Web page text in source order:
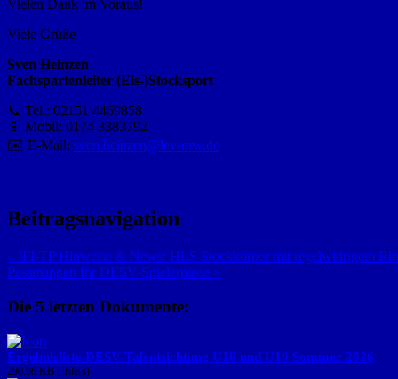
Vielen Dank im Voraus!
Viele Grüße
Sven Heinzen
Fachspartenleiter (Eis-)Stocksport
📞 Tel.: 02151 4469858
📱 Mobil: 0174 3383792
✉️ E-Mail: sven.heinzen@lev-nrw.de
Beitragsnavigation
« IFI-TP Hinweise & News: HLS Stockkörper mit regelwidrigem
Passmappen für DESV-Spielerpässe »
Die 5 letzten Dokumente:
Ergebnisliste DESV-Talentsichtung U16 und U19 Sommer 2026
290.98 KB 1 file(s)